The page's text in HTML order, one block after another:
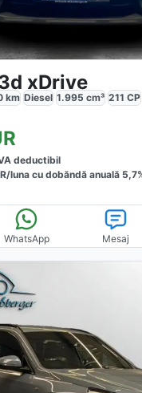
xDrive
km Diesel 1.995 cm³ 211 CP
deductibil
lunacu dobăndă anuală 5,7
WhatsApp Mesaj